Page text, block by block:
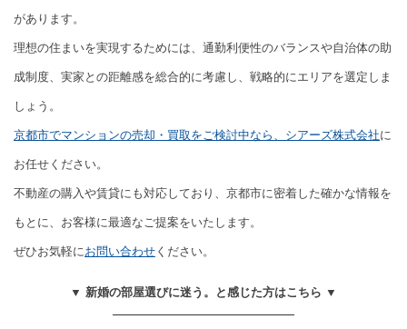
があります。
理想の住まいを実現するためには、通勤利便性のバランスや自治体の助
成制度、実家との距離感を総合的に考慮し、戦略的にエリアを選定しま
しょう。
京都市でマンションの売却・買取をご検討中なら、シアーズ株式会社に
お任せください。
不動産の購入や賃貸にも対応しており、京都市に密着した確かな情報を
もとに、お客様に最適なご提案をいたします。
ぜひお気軽に お問い合わせ ください。
▼ 新婚の部屋選びに迷う。と感じた方はこちら ▼